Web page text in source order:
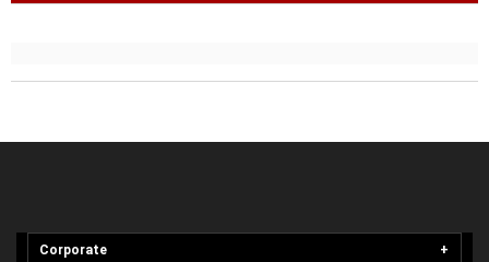
Corporate